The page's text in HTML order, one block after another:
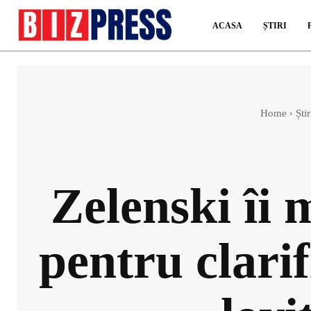
ACASA ȘTIRI
Home
Zelenski îi
pentru